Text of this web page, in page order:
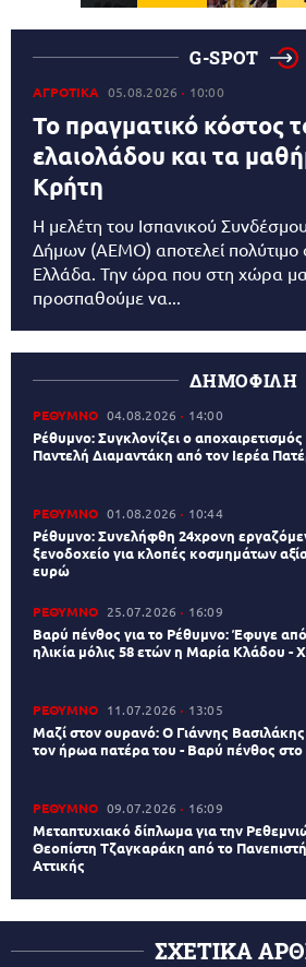
G-SPOT
ΑΓΡΟΤΙΚΑ 05.08.2026 10:00
Το πραγματικό κόστος
ελαιολάδου και τα
Κρήτη
Η μελέτη του Ισπανικού
Δήμων (AEMO) αποτελεί πολύτιμο
Ελλάδα. Την ώρα που στη χώρα
προσπαθούμε να...
ΔΗΜΟΦΙΛΗ
ΡΕΘΥΜΝΟ 04.08.2026 14:00
Ρέθυμνο: Συγκλονίζει ο
Παντελή Διαμαντάκη από τον Ιερέα
ΡΕΘΥΜΝΟ 01.08.2026 10:44
Ρέθυμνο: Συνελήφθη 24χρονη
ξενοδοχείο για κλοπές κοσμημάτων
ευρώ
ΡΕΘΥΜΝΟ 25.07.2026 16:09
Βαρύ πένθος για το Ρέθυμνο: Έφυγε
ηλικία μόλις 58 ετών η Μαρία Κλάδου -
ΡΕΘΥΜΝΟ 11.07.2026 13:05
Μαζί στον ουρανό: Ο Γιάννης
τον ήρωα πατέρα του - Βαρύ πένθος
ΡΕΘΥΜΝΟ 09.07.2026 16:09
Μεταπτυχιακό δίπλωμα για την
Θεοπίστη Τζαγκαράκη από το
Αττικής
ΣΧΕΤΙΚΑ